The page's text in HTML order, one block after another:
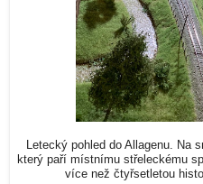
Letecký pohled do Allagenu. Na
který paří místnímu střeleckému
více než čtyřsetletou